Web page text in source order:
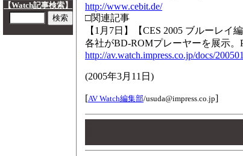
【Watch記事検索】
http://www.cebit.de/
□関連記事
【1月7日】【CES 2005 ブルーレイ
各社がBD-ROMプレーヤーを展示
http://av.watch.impress.co.jp/docs/
(2005年3月11日 )
[AV Watch編集部/usuda@impress.co.jp]